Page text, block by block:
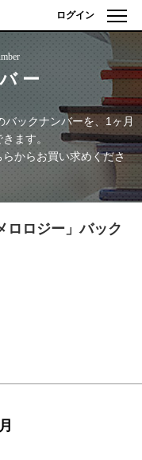
ログイン
ー
バックナンバーを、1ヶ月
ます。
からお買い求めくださ
ロロジー」バック